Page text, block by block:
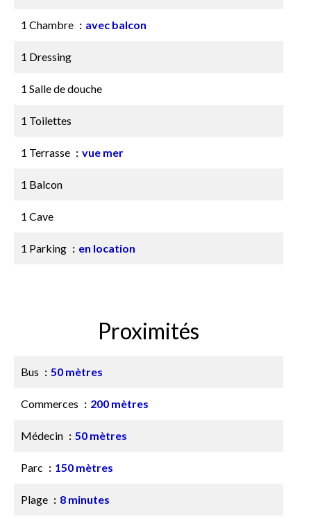
1 Chambre avec balcon
1 Dressing
1 Salle de douche
1 Toilettes
1 Terrasse vue mer
1 Balcon
1 Cave
1 Parking en location
Proximités
Bus 50 mètres
Commerces 200 mètres
Médecin 50 mètres
Parc 150 mètres
Plage 8 minutes